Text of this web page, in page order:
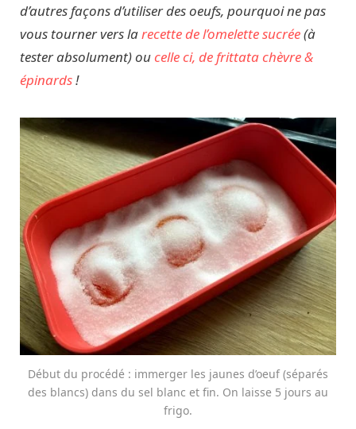
d’autres façons d’utiliser des oeufs, pourquoi ne pas
vous tourner vers larecette de l’omelette sucrée(à
tester absolument) oucelle ci, de frittata chèvre &
épinards!
Début du procédé : immerger les jaunes d’oeuf (séparés
des blancs) dans du sel blanc et fin. On laisse 5 jours au
frigo.